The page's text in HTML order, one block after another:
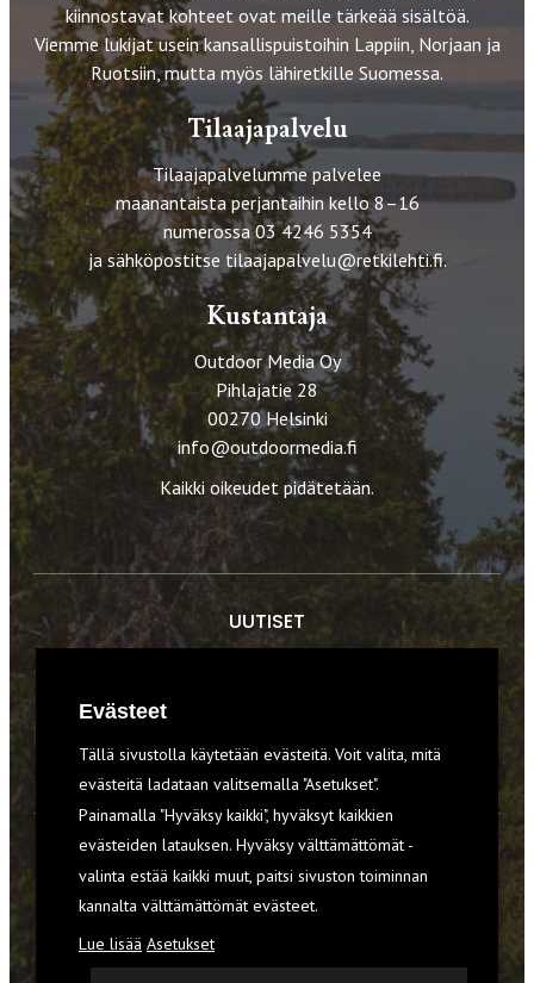
kiinnostavat kohteet ovat meille tärkeää sisältöä.
Viemme lukijat usein kansallispuistoihin Lappiin, Norjaan ja
Ruotsiin, mutta myös lähiretkille Suomessa.
Tilaajapalvelu
Tilaajapalvelumme palvelee
maanantaista perjantaihin kello 8–16
numerossa 03 4246 5354
ja sähköpostitse tilaajapalvelu@retkilehti.fi.
Kustantaja
Outdoor Media Oy
Pihlajatie 28
00270 Helsinki
info@outdoormedia.fi
Kaikki oikeudet pidätetään.
UUTISET
VARUSTEET
TILAA RETKI-LEHTI
YHTEYSTIEDOT
REKISTERISELOSTE
Evästeet
Tällä sivustolla käytetään evästeitä. Voit valita, mitä
evästeitä ladataan valitsemalla "Asetukset".
Painamalla "Hyväksy kaikki", hyväksyt kaikkien
evästeiden latauksen. Hyväksy välttämättömät -
valinta estää kaikki muut, paitsi sivuston toiminnan
kannalta välttämättömät evästeet.
Lue lisää Asetukset